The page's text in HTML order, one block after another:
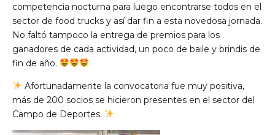
competencia nocturna para luego encontrarse todos en el
sector de food trucks y así dar fin a esta novedosa jornada.
No faltó tampoco la entrega de premios para los
ganadores de cada actividad, un poco de baile y brindis de
fin de año.
Afortunadamente la convocatoria fue muy positiva,
más de 200 socios se hicieron presentes en el sector del
Campo de Deportes.